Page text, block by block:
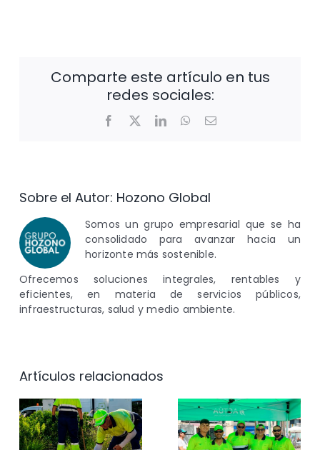
Comparte este artículo en tus
redes sociales:
Facebook
X LinkedInWhatsApp
Correo
Sobre el Autor: Hozono Global
Somos un grupo empresarial que se ha
consolidado para avanzar hacia un
horizonte más sostenible.
Ofrecemos soluciones integrales, rentables y
eficientes, en materia de servicios públicos,
infraestructuras, salud y medio ambiente.
Artículos relacionados